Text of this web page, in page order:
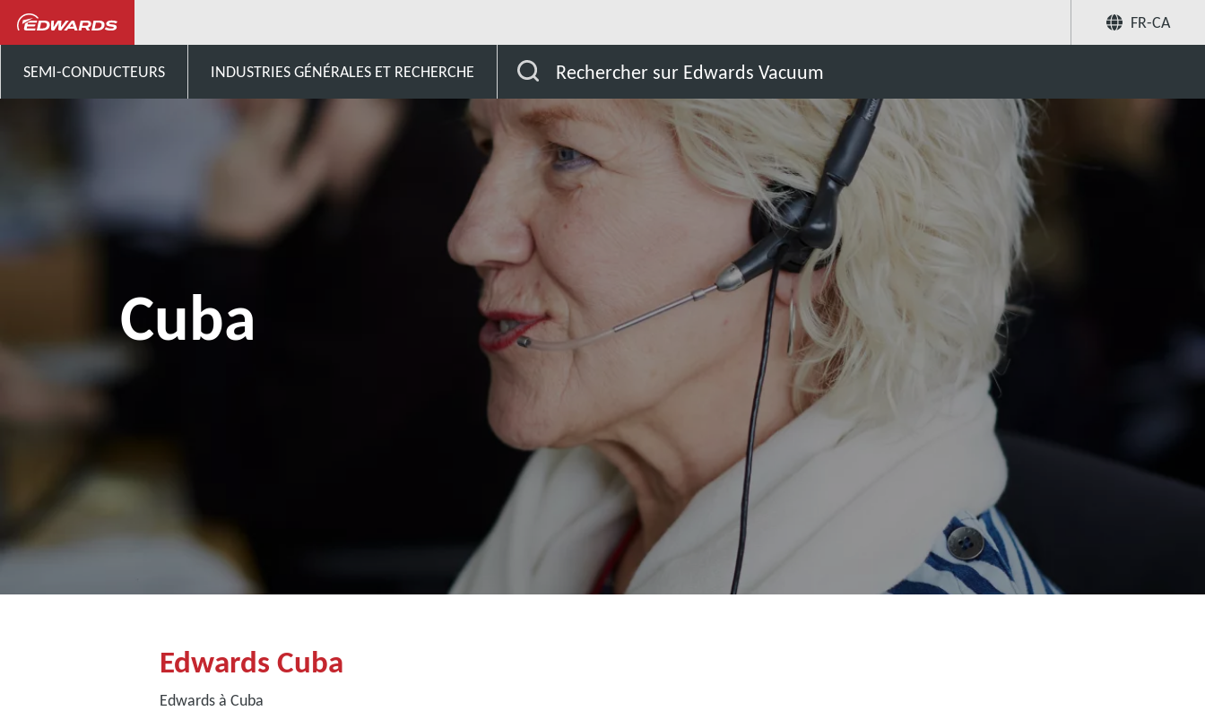
FR-CA
SEMI-CONDUCTEURS INDUSTRIES GÉNÉRALES ET RECHERCHE Rechercher sur Edwards Vacuum
Cuba
Edwards Cuba
Edwards à Cuba